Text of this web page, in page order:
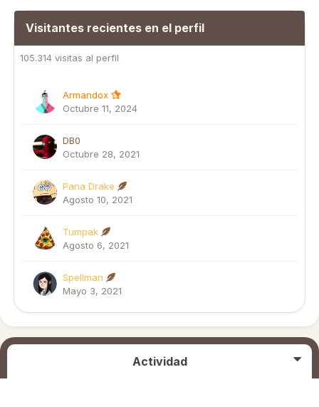
Visitantes recientes en el perfil
105.314 visitas al perfil
Armandox
Octubre 11, 2024
DB0
Octubre 28, 2021
Pana Drake
Agosto 10, 2021
Tumpak
Agosto 6, 2021
Spellman
Mayo 3, 2021
Actividad